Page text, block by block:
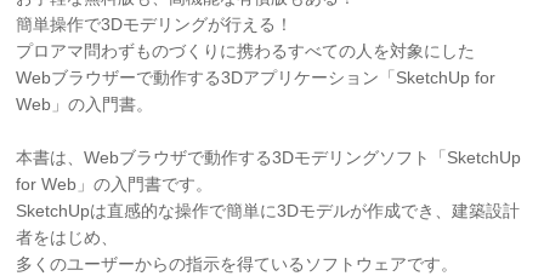
簡単操作で3Dモデリングが行える！
プロアマ問わずものづくりに携わるすべての人を対象にした
Webブラウザーで動作する3Dアプリケーション「SketchUp for
Web」の入門書。
本書は、Webブラウザで動作する3Dモデリングソフト「SketchUp
for Web」の入門書です。
SketchUpは直感的な操作で簡単に3Dモデルが作成でき、建築設計
者をはじめ、
多くのユーザーからの指示を得ているソフトウェアです。